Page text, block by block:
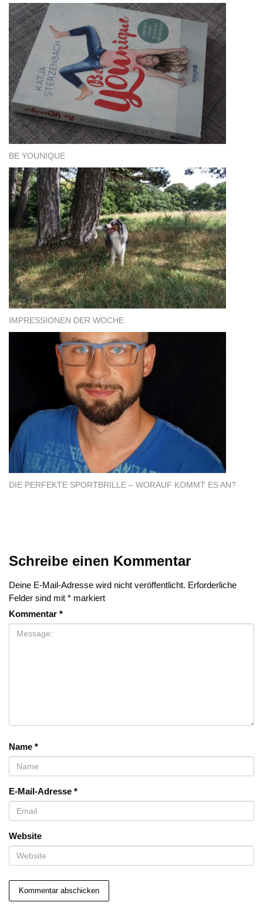
BE YOUNIQUE
IMPRESSIONEN DER WOCHE
DIE PERFEKTE SPORTBRILLE – WORAUF KOMMT ES AN?
Schreibe einen Kommentar
Deine E-Mail-Adresse wird nicht veröffentlicht. Erforderliche
Felder sind mit * markiert
Kommentar *
Name *
E-Mail-Adresse *
Website